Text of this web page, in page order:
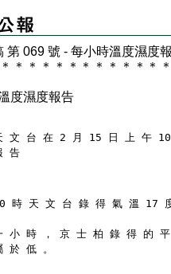
第 069 號 - 每小時溫度濕度
＊ ＊ ＊ ＊ ＊ ＊ ＊ ＊ ＊ ＊ ＊ ＊ ＊
度濕度報告
文 台 在 2 月 15 日 上 午
告
時 天 文 台 錄 得 氣 溫 17
小 時 ， 京 士 柏 錄 得 的
於 低 。